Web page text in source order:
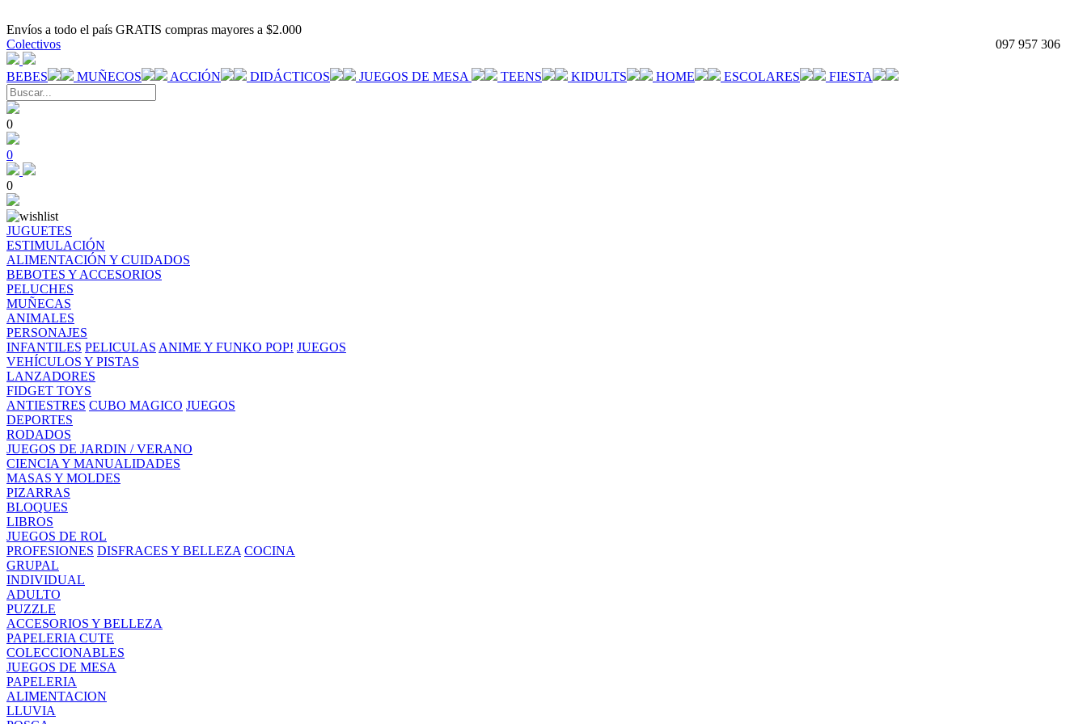
Envíos a todo el país GRATIS compras mayores a $2.000
097 957 306
Colectivos
BEBES MUÑECOS ACCIÓN DIDÁCTICOS JUEGOS DE MESA TEENS KIDULTS HOME ESCOLARES FIESTA
0
0
0
JUGUETES
ESTIMULACIÓN
ALIMENTACIÓN Y CUIDADOS
BEBOTES Y ACCESORIOS
PELUCHES
MUÑECAS
ANIMALES
PERSONAJES
INFANTILES PELICULAS ANIME Y FUNKO POP! JUEGOS
VEHÍCULOS Y PISTAS
LANZADORES
FIDGET TOYS
ANTIESTRES CUBO MAGICO JUEGOS
DEPORTES
RODADOS
JUEGOS DE JARDIN / VERANO
CIENCIA Y MANUALIDADES
MASAS Y MOLDES
PIZARRAS
BLOQUES
LIBROS
JUEGOS DE ROL
PROFESIONES DISFRACES Y BELLEZA COCINA
GRUPAL
INDIVIDUAL
ADULTO
PUZZLE
ACCESORIOS Y BELLEZA
PAPELERIA CUTE
COLECCIONABLES
JUEGOS DE MESA
PAPELERIA
ALIMENTACION
LLUVIA